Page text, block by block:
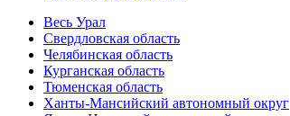
Весь Урал
Свердловская область
Челябинская область
Курганская область
Тюменская область
Ханты-Мансийский автономный округ